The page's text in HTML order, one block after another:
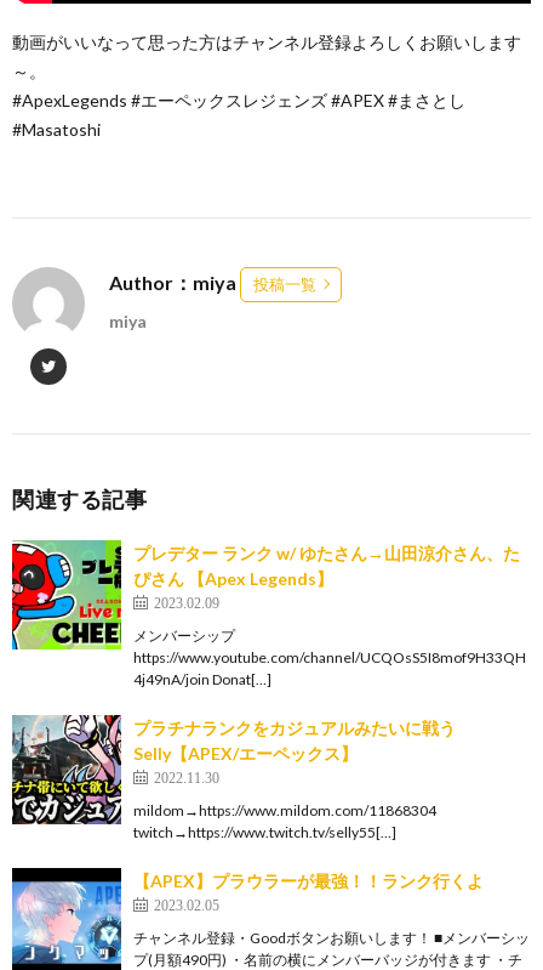
動画がいいなって思った方はチャンネル登録よろしくお願いします
～。
#ApexLegends #エーペックスレジェンズ #APEX #まさとし
#Masatoshi
Author：miya 投稿一覧
miya
関連する記事
プレデター ランク w/ ゆたさん→山田涼介さん、た
ぴさん 【Apex Legends】
2023.02.09
メンバーシップ
https://www.youtube.com/channel/UCQOsS5I8mof9H33QH
4j49nA/join Donat[…]
プラチナランクをカジュアルみたいに戦う
Selly【APEX/エーペックス】
2022.11.30
mildom→https://www.mildom.com/11868304
twitch→https://www.twitch.tv/selly55[…]
【APEX】プラウラーが最強！！ランク行くよ
2023.02.05
チャンネル登録・Goodボタンお願いします！ ■メンバーシッ
プ(月額490円) ・名前の横にメンバーバッジが付きます ・チ